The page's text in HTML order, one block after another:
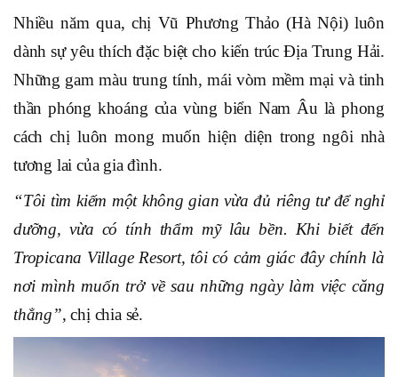
Nhiều năm qua, chị Vũ Phương Thảo (Hà Nội) luôn
dành sự yêu thích đặc biệt cho kiến trúc Địa Trung Hải.
Những gam màu trung tính, mái vòm mềm mại và tinh
thần phóng khoáng của vùng biển Nam Âu là phong
cách chị luôn mong muốn hiện diện trong ngôi nhà
tương lai của gia đình.
“Tôi tìm kiếm một không gian vừa đủ riêng tư để nghỉ
dưỡng, vừa có tính thẩm mỹ lâu bền. Khi biết đến
Tropicana Village Resort, tôi có cảm giác đây chính là
nơi mình muốn trở về sau những ngày làm việc căng
thẳng”, chị chia sẻ.